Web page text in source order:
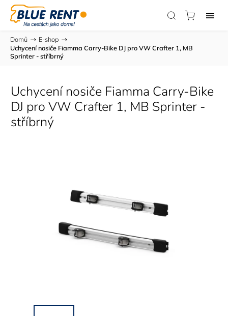
Domů / E-shop /
Uchycení nosiče Fiamma Carry-Bike DJ pro VW Crafter 1, MB
Sprinter - stříbrný
Uchycení nosiče Fiamma Carry-Bike
DJ pro VW Crafter 1, MB Sprinter -
stříbrný